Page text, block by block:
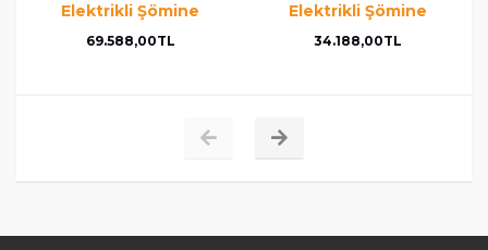
Elektrikli Şömine
69.588,00TL
Elektrikli Şömine
34.188,00TL